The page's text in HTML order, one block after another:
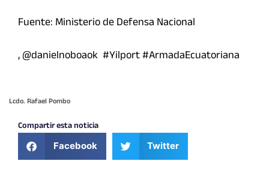
Fuente: Ministerio de Defensa Nacional
, @danielnoboaok #Yilport #ArmadaEcuatoriana
Lcdo. Rafael Pombo
Compartir esta noticia
Facebook Twitter